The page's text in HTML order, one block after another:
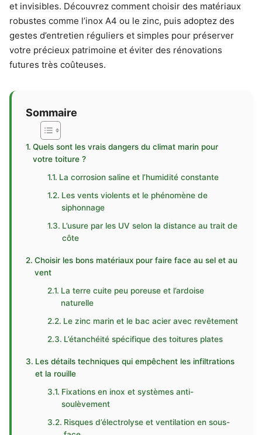
et invisibles. Découvrez comment choisir des matériaux
robustes comme l’inox A4 ou le zinc, puis adoptez des
gestes d’entretien réguliers et simples pour préserver
votre précieux patrimoine et éviter des rénovations
futures très coûteuses.
Sommaire
Quels sont les vrais dangers du climat marin pour
votre toiture ?
La corrosion saline et l’humidité constante
Les vents violents et le phénomène de
siphonnage
L’usure par les UV selon la distance au trait de
côte
Choisir les bons matériaux pour faire face au sel et au
vent
La terre cuite peu poreuse et l’ardoise
naturelle
Le zinc marin et le bac acier avec revêtement
L’étanchéité spécifique des toitures plates
Les détails techniques qui empêchent les infiltrations
et la rouille
Fixations en inox et systèmes anti-
soulèvement
Risques d’électrolyse et ventilation en sous-